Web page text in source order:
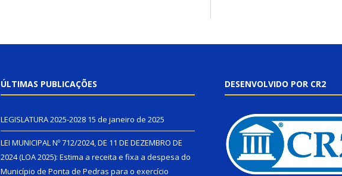
ÚLTIMAS PUBLICAÇÕES
LEGISLATURA 2025-2028 15 de janeiro de 2025
LEI MUNICIPAL Nº 712/2024, DE 11 DE DEZEMBRO DE
2024 (LOA 2025): Estima a receita e fixa a despesa do
Município de Ponta de Pedras para o exercício
DESENVOLVIDO POR CR2